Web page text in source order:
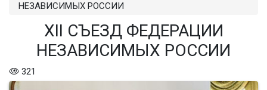
НЕЗАВИСИМЫХ РОССИИ
XII СЪЕЗД ФЕДЕРАЦИИ
НЕЗАВИСИМЫХ РОССИИ
321